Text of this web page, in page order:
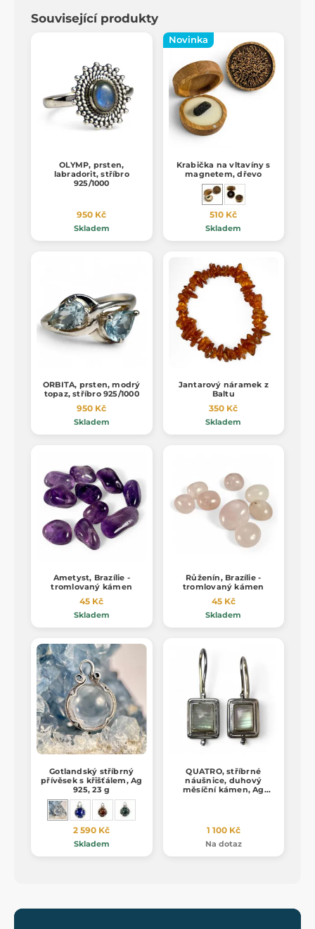
Související produkty
OLYMP, prsten,
labradorit, stříbro
925/1000
950 Kč
Skladem
Novinka
Krabička na vltavíny s
magnetem, dřevo
510 Kč
Skladem
ORBITA, prsten, modrý
topaz, stříbro 925/1000
950 Kč
Skladem
Jantarový náramek z
Baltu
350 Kč
Skladem
Ametyst, Brazílie -
tromlovaný kámen
45 Kč
Skladem
Růženín, Brazílie -
tromlovaný kámen
45 Kč
Skladem
Gotlandský stříbrný
přívěsek s křišťálem, Ag
925, 23 g
2 590 Kč
Skladem
QUATRO, stříbrné
náušnice, duhový
měsíční kámen, Ag
1 100 Kč
Na dotaz